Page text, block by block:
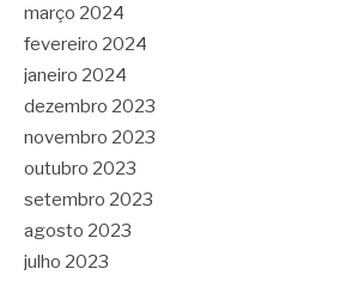
março 2024
fevereiro 2024
janeiro 2024
dezembro 2023
novembro 2023
outubro 2023
setembro 2023
agosto 2023
julho 2023